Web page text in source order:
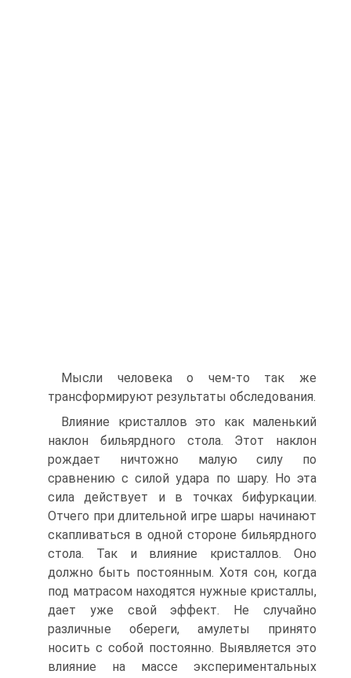
Мысли человека о чем-то так же
трансформируют результаты обследования.
Влияние кристаллов это как маленький
наклон бильярдного стола. Этот наклон
рождает ничтожно малую силу по
сравнению с силой удара по шару. Но эта
сила действует и в точках бифуркации.
Отчего при длительной игре шары начинают
скапливаться в одной стороне бильярдного
стола. Так и влияние кристаллов. Оно
должно быть постоянным. Хотя сон, когда
под матрасом находятся нужные кристаллы,
дает уже свой эффект. Не случайно
различные обереги, амулеты принято
носить с собой постоянно. Выявляется это
влияние на массе экспериментальных